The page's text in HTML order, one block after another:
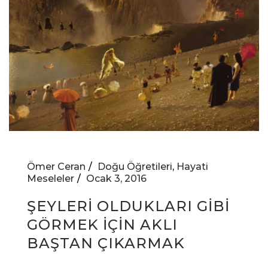
Ömer Ceran Doğu Öğretileri, Hayati
Meseleler
Ocak 3, 2016
ŞEYLERİ OLDUKLARI GİBİ
GÖRMEK İÇİN AKLI
BAŞTAN ÇIKARMAK